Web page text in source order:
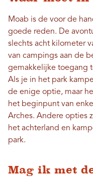
Moab is de voor de
goede reden. De
slechts acht kilometer
van campings aan de
gemakkelijke toegang
Als je in het park
de enige optie, maar
het beginpunt van
Arches. Andere opties
het achterland en
park.
Mag ik met